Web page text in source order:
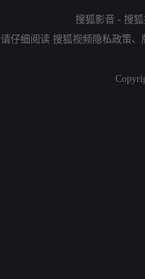
搜狐影音 - 搜
请仔细阅读 搜狐视频隐私政策、